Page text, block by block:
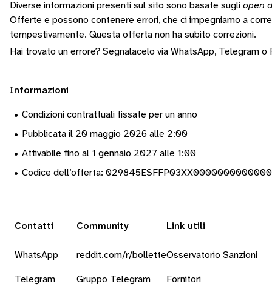
Diverse informazioni presenti sul sito sono basate sugli open
Offerte e possono contenere errori, che ci impegniamo a
tempestivamente. Questa offerta non ha subito correzioni.
Hai trovato un errore? Segnalacelo via WhatsApp, Telegram o
Informazioni
• Condizioni contrattuali fissate per un anno
• Pubblicata il 20 maggio 2026 alle 2:00
• Attivabile fino al 1 gennaio 2027 alle 1:00
• Codice dell’offerta:
Contatti
WhatsApp
Telegram
Community
reddit.com/r/bollette
Gruppo Telegram
Link utili
Osservatorio Sanzioni
Fornitori